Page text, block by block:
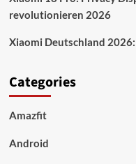
revolutionieren 2026
Xiaomi Deutschland
Categories
Amazfit
Android